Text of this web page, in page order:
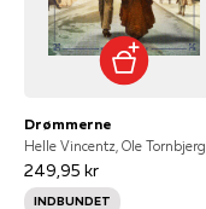
Drømmerne
Helle Vincentz, Ole Tornbjerg
249,95 kr
INDBUNDET